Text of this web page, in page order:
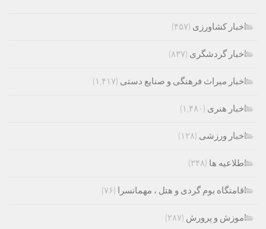
اخبار کشاورزی (۴۵۷)
اخبار گردشگری (۸۳۷)
اخبار میراث فرهنگی و صنایع دستی (۱,۴۱۷)
اخبار هنری (۱,۴۸۰)
اخبار ورزشی (۱۲۸)
اطلاعیه ها (۳۴۸)
اقامتگاه بوم گردی و هتل ، مهمانسرا (۷۶)
اموزش و پرورش (۲۸۷)